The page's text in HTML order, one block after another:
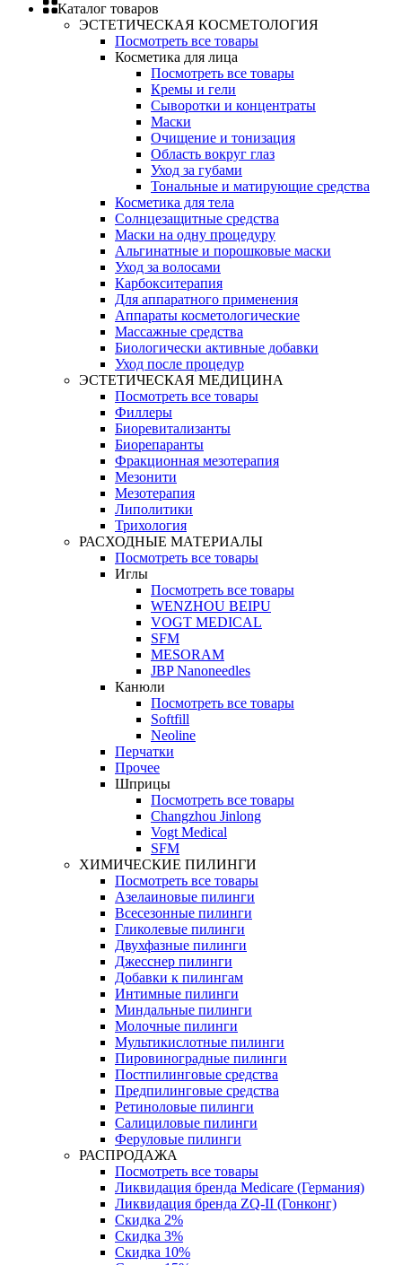
Каталог товаров
ЭСТЕТИЧЕСКАЯ КОСМЕТОЛОГИЯ
Посмотреть все товары
Косметика для лица
Посмотреть все товары
Кремы и гели
Сыворотки и концентраты
Маски
Очищение и тонизация
Область вокруг глаз
Уход за губами
Тональные и матирующие средства
Косметика для тела
Солнцезащитные средства
Маски на одну процедуру
Альгинатные и порошковые маски
Уход за волосами
Карбокситерапия
Для аппаратного применения
Аппараты косметологические
Массажные средства
Биологически активные добавки
Уход после процедур
ЭСТЕТИЧЕСКАЯ МЕДИЦИНА
Посмотреть все товары
Филлеры
Биоревитализанты
Биорепаранты
Фракционная мезотерапия
Мезонити
Мезотерапия
Липолитики
Трихология
РАСХОДНЫЕ МАТЕРИАЛЫ
Посмотреть все товары
Иглы
Посмотреть все товары
WENZHOU BEIPU
VOGT MEDICAL
SFM
MESORAM
JBP Nanoneedles
Канюли
Посмотреть все товары
Softfill
Neoline
Перчатки
Прочее
Шприцы
Посмотреть все товары
Changzhou Jinlong
Vogt Medical
SFM
ХИМИЧЕСКИЕ ПИЛИНГИ
Посмотреть все товары
Азелаиновые пилинги
Всесезонные пилинги
Гликолевые пилинги
Двухфазные пилинги
Джесснер пилинги
Добавки к пилингам
Интимные пилинги
Миндальные пилинги
Молочные пилинги
Мультикислотные пилинги
Пировиноградные пилинги
Постпилинговые средства
Предпилинговые средства
Ретиноловые пилинги
Салициловые пилинги
Феруловые пилинги
РАСПРОДАЖА
Посмотреть все товары
Ликвидация бренда Medicare (Германия)
Ликвидация бренда ZQ-II (Гонконг)
Скидка 2%
Скидка 3%
Скидка 10%